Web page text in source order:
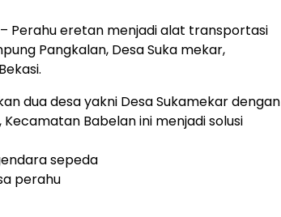
– Perahu eretan menjadi alat transportasi
Pangkalan, Desa Suka mekar,
dua desa yakni Desa Sukamekar dengan
Kecamatan Babelan ini menjadi solusi
sepeda
perahu